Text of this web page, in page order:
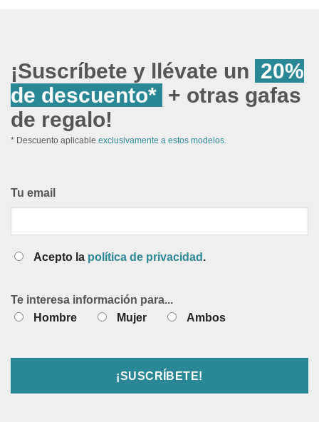
¡Suscríbete y llévate un 20%
de descuento* + otras gafas
de regalo!
* Descuento aplicable exclusivamente a estos modelos.
Tu email
Acepto la política de privacidad .
Te interesa información para...
Hombre
Mujer Ambos